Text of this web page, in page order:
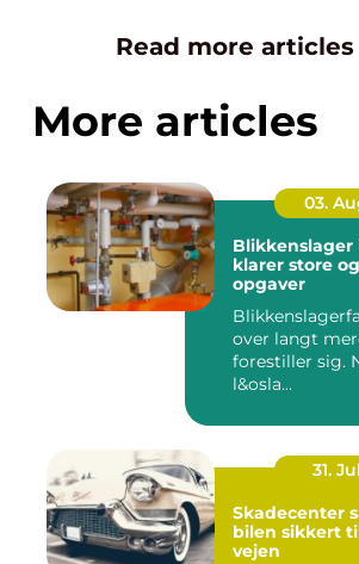
Read more
More articles
03.
Blikkenslager
klarer store
opgaver
over langt
forestiller sig.
l&osla...
31. Jul
Skadecenter sådan får du
bilen sikkert
vejen